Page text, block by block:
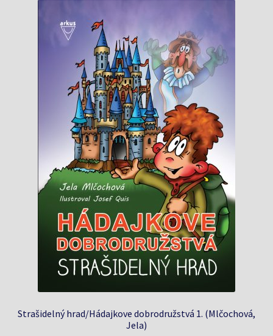
Strašidelný hrad/Hádajkove dobrodružstvá 1. (Mlčochová,
Jela)